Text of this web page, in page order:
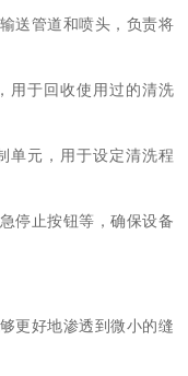
送管道和喷头，负责将
于回收使用过的清洗
元，用于设定清洗程
止按钮等，确保设备
好地渗透到微小的缝